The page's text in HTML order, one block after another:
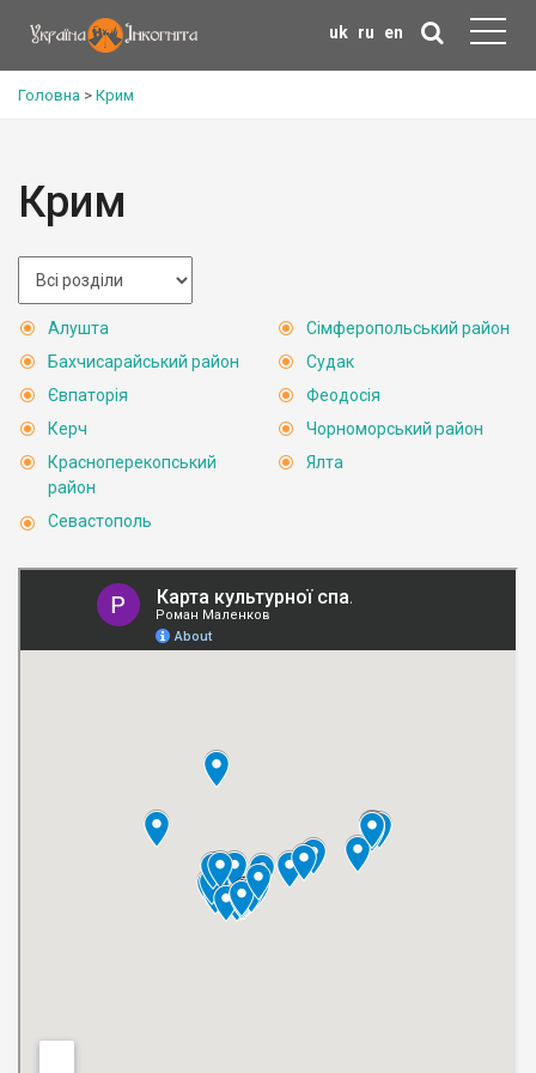
uk ru en
Головна > Крим
Крим
Алушта
Бахчисарайський район
Євпаторія
Керч
Красноперекопський
район
Севастополь
Сімферопольський район
Судак
Феодосія
Чорноморський район
Ялта